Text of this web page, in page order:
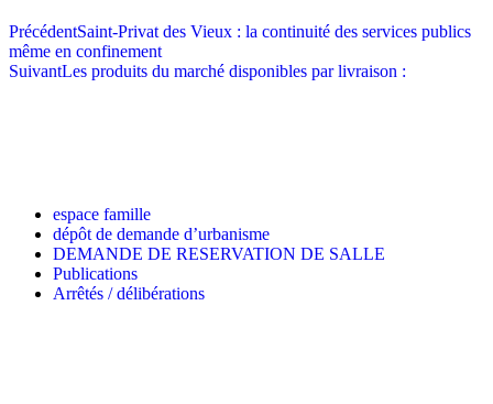
PrécédentSaint-Privat des Vieux : la continuité des services publics
même en confinement
SuivantLes produits du marché disponibles par livraison :
espace famille
dépôt de demande d’urbanisme
DEMANDE DE RESERVATION DE SALLE
Publications
Arrêtés / délibérations